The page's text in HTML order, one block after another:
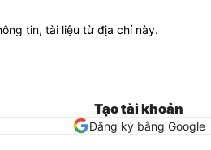
tin, tài liệu từ địa chỉ này.
Tạo tài khoản
Đăng ký bằng Google